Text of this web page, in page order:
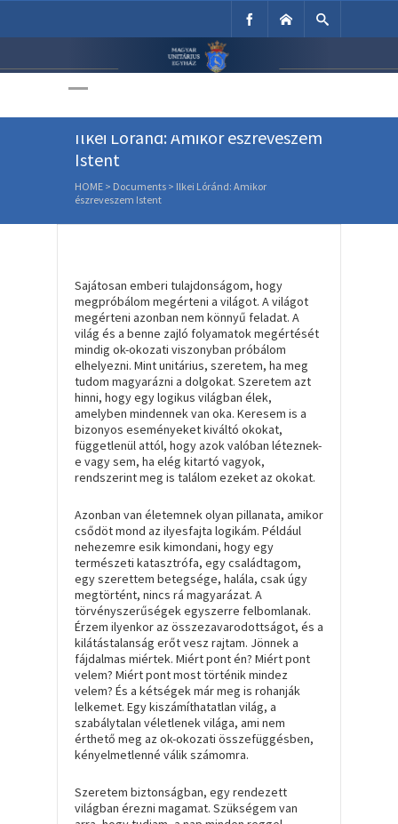
Unitárius Egyház
Ilkei Lóránd: Amikor észreveszem
Istent
HOME > Documents > Ilkei Lóránd: Amikor
észreveszem Istent
Sajátosan emberi tulajdonságom, hogy
megpróbálom megérteni a világot. A világot
megérteni azonban nem könnyű feladat. A
világ és a benne zajló folyamatok megértését
mindig ok-okozati viszonyban próbálom
elhelyezni. Mint unitárius, szeretem, ha meg
tudom magyarázni a dolgokat. Szeretem azt
hinni, hogy egy logikus világban élek,
amelyben mindennek van oka. Keresem is a
bizonyos eseményeket kiváltó okokat,
függetlenül attól, hogy azok valóban léteznek-
e vagy sem, ha elég kitartó vagyok,
rendszerint meg is találom ezeket az okokat.
Azonban van életemnek olyan pillanata, amikor
csődöt mond az ilyesfajta logikám. Például
nehezemre esik kimondani, hogy egy
természeti katasztrófa, egy családtagom,
egy szerettem betegsége, halála, csak úgy
megtörtént, nincs rá magyarázat. A
törvényszerűségek egyszerre felbomlanak.
Érzem ilyenkor az összezavarodottságot, és a
kilátástalanság erőt vesz rajtam. Jönnek a
fájdalmas miértek. Miért pont én? Miért pont
velem? Miért pont most történik mindez
velem? És a kétségek már meg is rohanják
lelkemet. Egy kiszámíthatatlan világ, a
szabálytalan véletlenek világa, ami nem
érthető meg az ok-okozati összefüggésben,
kényelmetlenné válik számomra.
Szeretem biztonságban, egy rendezett
világban érezni magamat. Szükségem van